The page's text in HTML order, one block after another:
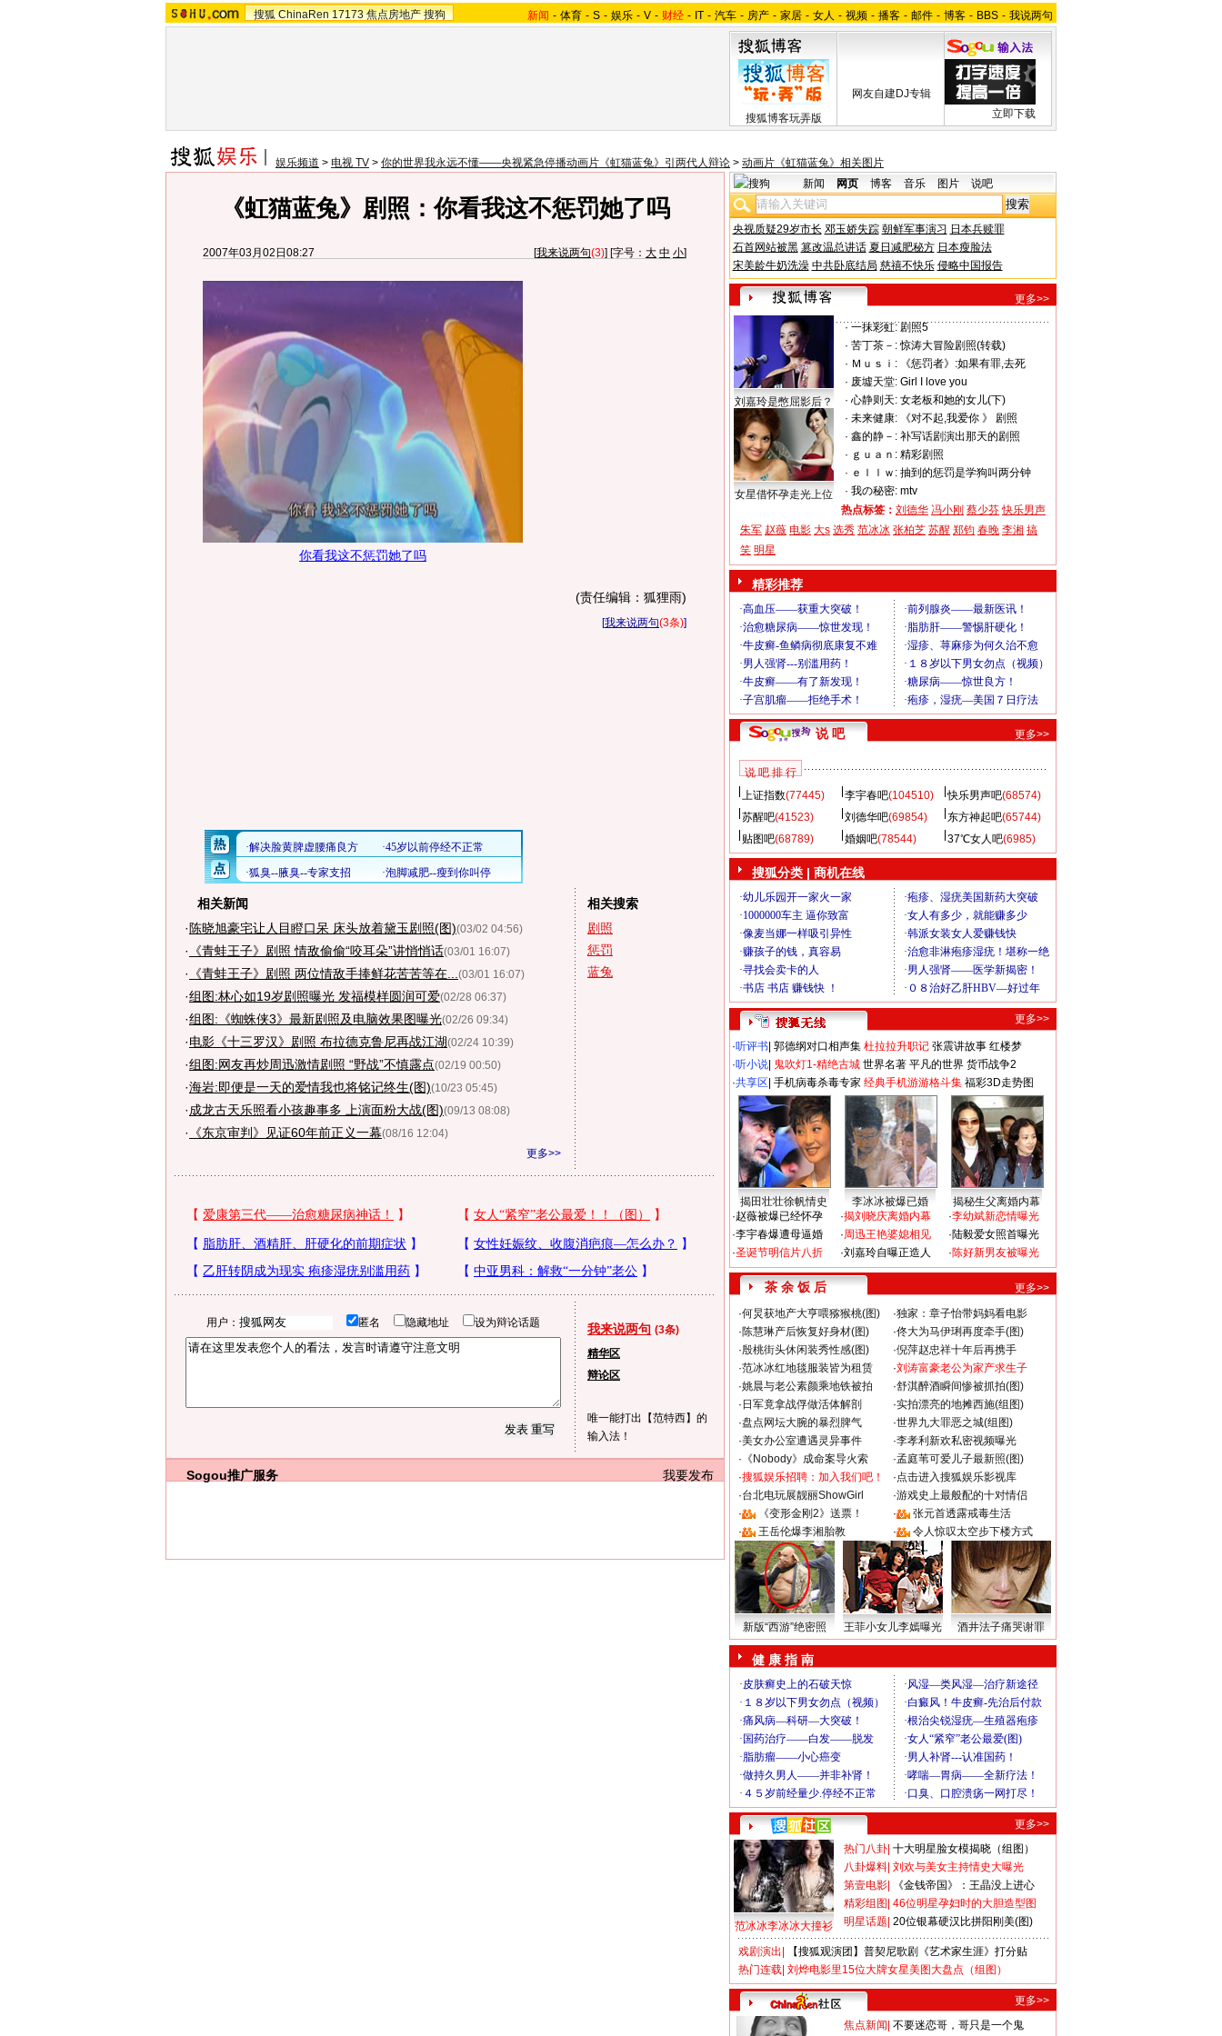
搜狐 ChinaRen 17173 焦点房地产 搜狗 新闻 - 体育 - S - 娱乐 - V - 财经 - IT - 汽车 - 房产 - 家居 - 女人 - 视频 - 播客 - 邮件 - 博客 - BBS - 我说两句
搜狐博客玩弄版
网友自建DJ专辑
立即下载
娱乐频道 > 电视 TV > 你的世界我永远不懂——央视紧急停播动画片《虹猫蓝兔》引两代人辩论 > 动画片《虹猫蓝兔》相关图片
《虹猫蓝兔》剧照：你看我这不惩罚她了吗
2007年03月02日08:27 [我来说两句(3)] [字号： 大 中 小]
你看我这不惩罚她了吗
(责任编辑：狐狸雨)
[我来说两句(3条)]
相关新闻
· 陈晓旭豪宅让人目瞪口呆 床头放着黛玉剧照(图)(03/02 04:56)
· 《青蛙王子》剧照 情敌偷偷“咬耳朵”讲悄悄话(03/01 16:07)
· 《青蛙王子》剧照 两位情敌手捧鲜花苦苦等在... (03/01 16:07)
·组图:林心如19岁剧照曝光 发福模样圆润可爱(02/28 06:37)
·组图:《蜘蛛侠3》最新剧照及电脑效果图曝光(02/26 09:34)
·电影《十三罗汉》剧照 布拉德克鲁尼再战江湖(02/24 10:39)
·组图:网友再炒周迅激情剧照 “野战”不慎露点(02/19 00:50)
·海岩:即便是一天的爱情我也将铭记终生(图)(10/23 05:45)
·成龙古天乐照看小孩趣事多 上演面粉大战(图)(09/13 08:08)
· 《东京审判》见证60年前正义一幕(08/16 12:04)
更多>>
相关搜索
剧照
惩罚
蓝兔
用户： 匿名 隐藏地址 设为辩论话题 我来说两句 (3条)
精华区
辩论区
唯一能打出【范特西】的
输入法！
我要发布
Sogou推广服务
新闻 网页 博客 音乐 图片 说吧
央视质疑29岁市长 邓玉娇失踪 朝鲜军事演习 日本兵赎罪
石首网站被黑 篡改温总讲话 夏日减肥秘方 日本瘦脸法
宋美龄牛奶洗澡 中共卧底结局 慈禧不快乐 侵略中国报告
更多>>
刘嘉玲是憋屈影后？
女星借怀孕走光上位
· 一抹彩虹: 剧照5
· 苦丁茶－: 惊涛大冒险剧照(转载)
· Ｍｕｓｉ:
《惩罚者》:如果有罪,去死
· 废墟天堂: Girl I love you
· 心静则天: 女老板和她的女儿(下)
· 未来健康:
《对不起,我爱你 》 剧照
· 鑫的静－: 补写话剧演出那天的剧照
· ｇｕａｎ: 精彩剧照
· ｅｌｌｗ: 抽到的惩罚是学狗叫两分钟
· 我の秘密: mtv
热点标签： 刘德华 冯小刚 蔡少芬 快乐男声
朱军 赵薇 电影 大s 选秀 范冰冰 张柏芝 苏醒 郑钧 春晚 李湘 搞
笑 明星
精彩推荐
说 吧 更多>>
说 吧 排 行
上证指数(77445) 李宇春吧(104510) 快乐男声吧(68574)
苏醒吧(41523) 刘德华吧(69854) 东方神起吧(65744)
贴图吧(68789) 婚姻吧(78544) 37℃女人吧(6985)
搜狐分类 | 商机在线
更多>>
·听评书 郭德纲对口相声集 杜拉拉升职记 张震讲故事 红楼梦
·听小说 鬼吹灯1-精绝古城 世界名著 平凡的世界 货币战争2
·共享区 手机病毒杀毒专家 经典手机游游格斗集 福彩3D走势图
揭田壮壮徐帆情史 李冰冰被爆已婚
揭秘生父离婚内幕
·赵薇被爆已经怀孕
·李宇春爆遭母逼婚
·圣诞节明信片八折
·揭刘晓庆离婚内幕
·周迅王艳婆媳相见
·刘嘉玲自曝正造人
·李幼斌新恋情曝光
·陆毅爱女照首曝光
·陈好新男友被曝光
茶 余 饭 后
更多>>
·何炅获地产大亨喂猕猴桃(图) ·独家：章子怡带妈妈看电影
·陈慧琳产后恢复好身材(图) ·佟大为马伊琍再度牵手(图)
·殷桃街头休闲装秀性感(图) ·倪萍赵忠祥十年后再携手
·范冰冰红地毯服装皆为租赁 ·刘涛富豪老公为家产求生子
·姚晨与老公素颜乘地铁被拍 ·舒淇醉酒瞬间惨被抓拍(图)
· 日军竟拿战俘做活体解剖 ·实拍漂亮的地摊西施(组图)
·盘点网坛大腕的暴烈脾气 ·世界九大罪恶之城(组图)
·美女办公室遭遇灵异事件 ·李孝利新欢私密视频曝光
· 《Nobody》成命案导火索 ·孟庭苇可爱儿子最新照(图)
·搜狐娱乐招聘：加入我们吧！ ·点击进入搜狐娱乐影视库
·台北电玩展靓丽ShowGirl ·游戏史上最般配的十对情侣
·
《变形金刚2》送票！ ·
张元首透露戒毒生活
·
王岳伦爆李湘胎教 · 令人惊叹太空步下楼方式
新版“西游”绝密照 王菲小女儿李嫣曝光 酒井法子痛哭谢罪
健 康 指 南
更多>>
范冰冰李冰冰大撞衫
热门八卦 十大明星脸女模揭晓（组图）
八卦爆料 刘欢与美女主持情史大曝光
第壹电影
《金钱帝国》：王晶没上进心
精彩组图 46位明星孕妇时的大胆造型图
明星话题 20位银幕硬汉比拼阳刚美(图)
戏剧演出
【搜狐观演团】普契尼歌剧《艺术家生涯》打分贴
热门连载 刘烨电影里15位大牌女星美图大盘点（组图）
更多>>
焦点新闻 不要迷恋哥，哥只是一个鬼